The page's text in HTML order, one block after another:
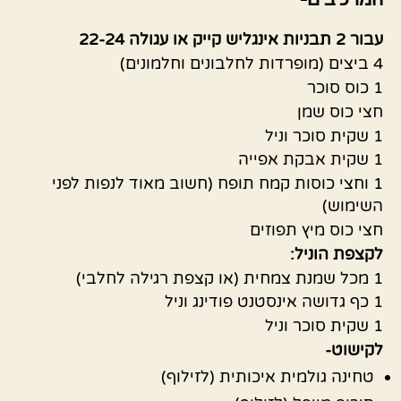
עבור 2 תבניות אינגליש קייק או עגולה 22-24
4 ביצים (מופרדות לחלבונים וחלמונים)
1 כוס סוכר
חצי כוס שמן
1 שקית סוכר וניל
1 שקית אבקת אפייה
1 וחצי כוסות קמח תופח (חשוב מאוד לנפות לפני
השימוש)
חצי כוס מיץ תפוזים
לקצפת הוניל:
1 מכל שמנת צמחית (או קצפת רגילה לחלבי)
1 כף גדושה אינסטנט פודינג וניל
1 שקית סוכר וניל
לקישוט-
טחינה גולמית איכותית (לזילוף)